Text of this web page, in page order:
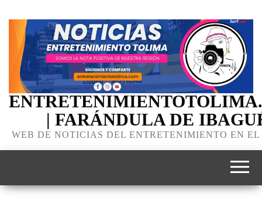
| FARÁNDULA DE
WEB DE NOTICIAS DEL ENTRETENIMIENTO EN